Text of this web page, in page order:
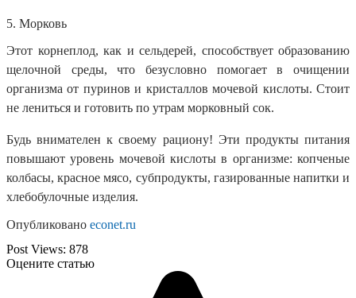
5. Морковь
Этот корнеплод, как и сельдерей, способствует образованию
щелочной среды, что безусловно помогает в очищении
организма от пуринов и кристаллов мочевой кислоты. Стоит
не лениться и готовить по утрам морковный сок.
Будь внимателен к своему рациону! Эти продукты питания
повышают уровень мочевой кислоты в организме: копченые
колбасы, красное мясо, субпродукты, газированные напитки и
хлебобулочные изделия.
Опубликовано econet.ru
Post Views: 878
Оцените статью